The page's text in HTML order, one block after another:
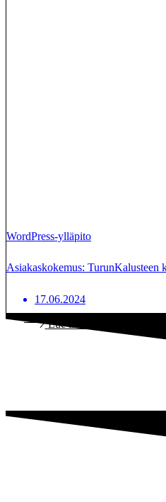
WordPress-ylläpito
Asiakaskokemus: TurunKalusteen
17.06.2024
Lue lisää